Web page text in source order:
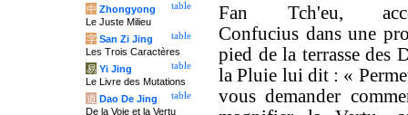
Fan Tch'eu,
Confucius dans une
pied de la terrasse des
la Pluie lui dit : «
vous demander
table
中 Zhongyong
Le Juste Milieu
table
字 San Zi Jing
Les Trois Caractères
table
易 Yi Jing
Le Livre des Mutations
table
道 Dao De Jing
De la Voie et la Vertu